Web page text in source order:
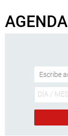
AGENDA